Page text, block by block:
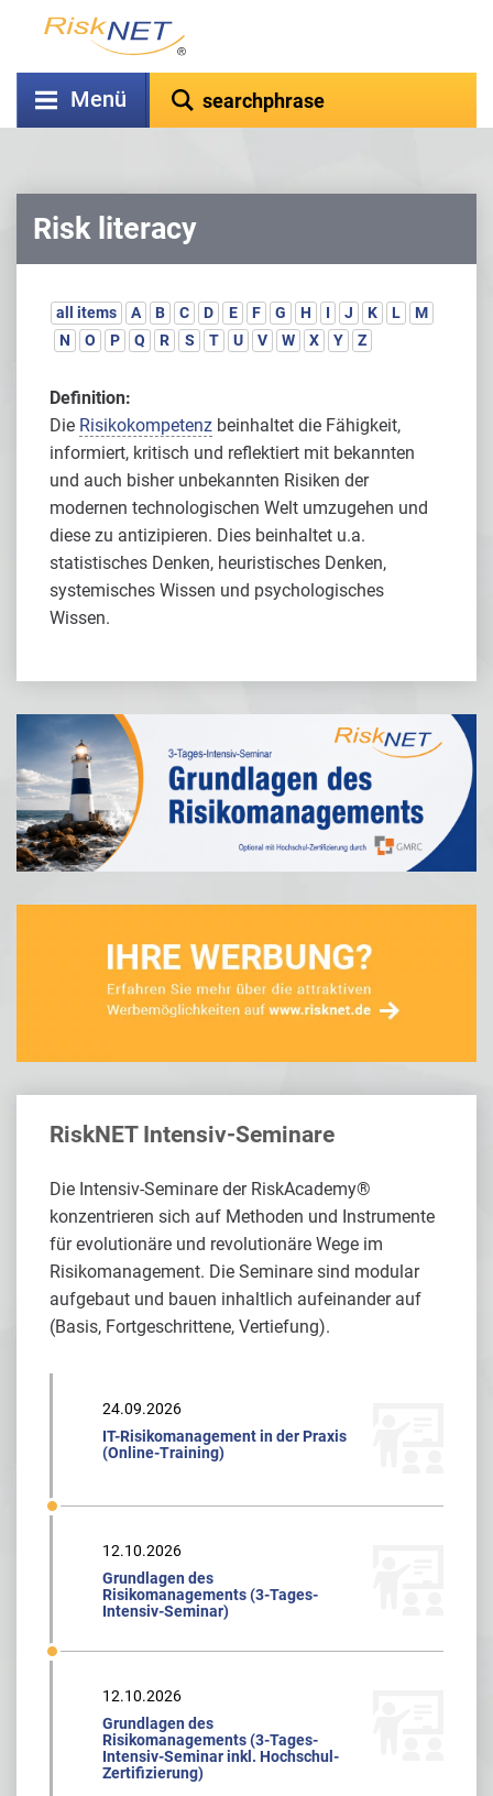
Menü
Risk literacy
all items A B C D E F G H I J K L
M
N
O P Q R S T U V W X Y Z
Definition:
Die Risikokompetenz beinhaltet die Fähigkeit,
informiert, kritisch und reflektiert mit bekannten
und auch bisher unbekannten Risiken der
modernen technologischen Welt umzugehen und
diese zu antizipieren. Dies beinhaltet u.a.
statistisches Denken, heuristisches Denken,
systemisches Wissen und psychologisches
Wissen.
RiskNET Intensiv-Seminare
Die Intensiv-Seminare der RiskAcademy®
konzentrieren sich auf Methoden und Instrumente
für evolutionäre und revolutionäre Wege im
Risikomanagement. Die Seminare sind modular
aufgebaut und bauen inhaltlich aufeinander auf
(Basis, Fortgeschrittene, Vertiefung).
24.09.2026
IT-Risikomanagement in der Praxis
(Online-Training)
12.10.2026
Grundlagen des
Risikomanagements (3-Tages-
Intensiv-Seminar)
12.10.2026
Grundlagen des
Risikomanagements (3-Tages-
Intensiv-Seminar inkl. Hochschul-
Zertifizierung)